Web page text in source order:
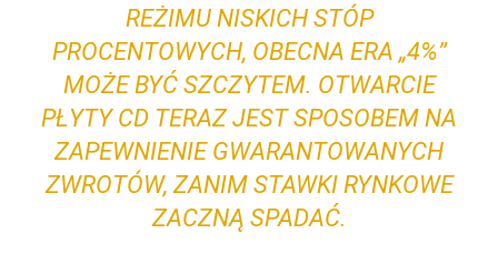
REŻIMU NISKICH STÓP
PROCENTOWYCH, OBECNA ERA „4%”
MOŻE BYĆ SZCZYTEM. OTWARCIE
PŁYTY CD TERAZ JEST SPOSOBEM NA
ZAPEWNIENIE GWARANTOWANYCH
ZWROTÓW, ZANIM STAWKI RYNKOWE
ZACZNĄ SPADAĆ.